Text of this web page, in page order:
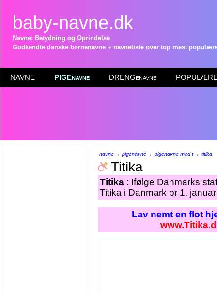
baby-navne.dk
Navne: Betydning og Oprindelse
Godkendte danske børnenavne + navneliste over top mest
NAVNE PIGEnavne DRENGenavne POPULÆRE
navne→ pigenavne→ pigenavne med t→ titika
Titika
Titika : Ifølge Danmarks
Titika i Danmark pr 1.
Lav nemt en flot